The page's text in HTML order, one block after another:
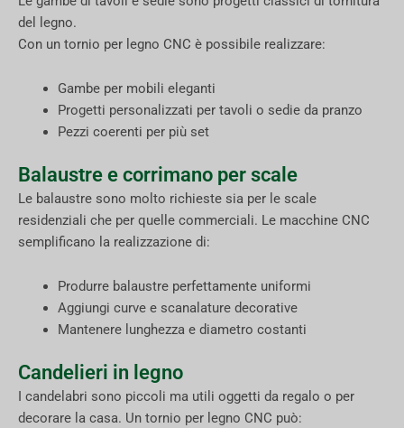
del legno.
Con un tornio per legno CNC è possibile realizzare:
Gambe per mobili eleganti
Progetti personalizzati per tavoli o sedie da pranzo
Pezzi coerenti per più set
Balaustre e corrimano per scale
Le balaustre sono molto richieste sia per le scale
residenziali che per quelle commerciali. Le macchine CNC
semplificano la realizzazione di:
Produrre balaustre perfettamente uniformi
Aggiungi curve e scanalature decorative
Mantenere lunghezza e diametro costanti
Candelieri in legno
I candelabri sono piccoli ma utili oggetti da regalo o per
decorare la casa. Un tornio per legno CNC può: